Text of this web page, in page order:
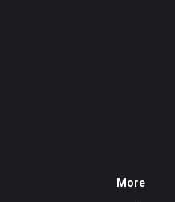
More